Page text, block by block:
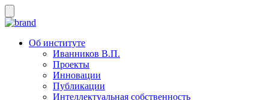
Об институте
Иванников В.П.
Проекты
Инновации
Публикации
Интеллектуальная собственность